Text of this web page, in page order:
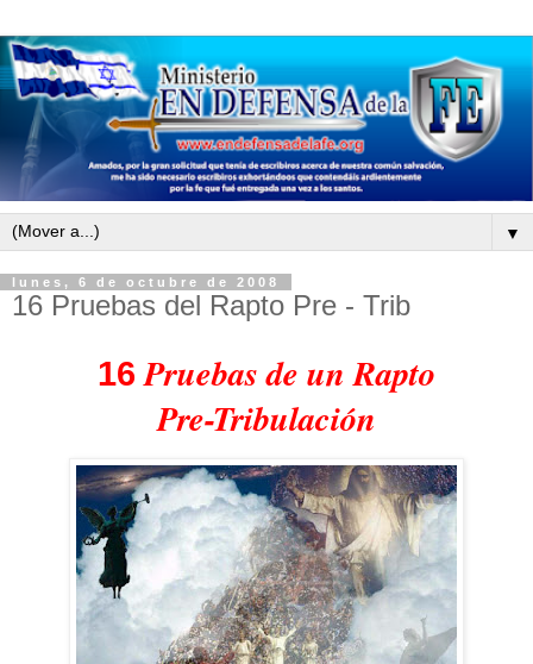
▼
lunes, 6 de octubre de 2008
16 Pruebas del Rapto Pre - Trib
16 Pruebas de un Rapto
Pre-Tribulación